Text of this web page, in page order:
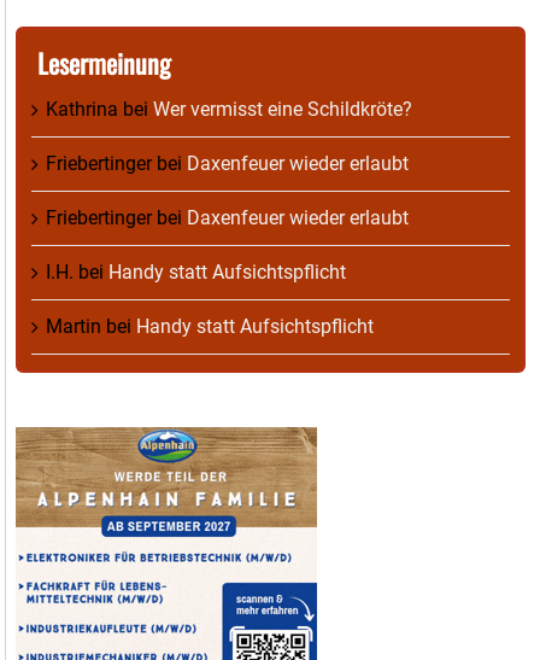
Lesermeinung
Kathrina bei Wer vermisst eine Schildkröte?
Friebertingerbei Daxenfeuer wieder erlaubt
Friebertingerbei Daxenfeuer wieder erlaubt
I.H. bei Handy statt Aufsichtspflicht
Martin bei Handy statt Aufsichtspflicht